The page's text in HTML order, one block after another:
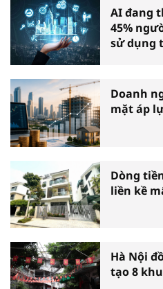
AI đang
45%
sử dụng
Doanh
mặt áp
Dòng
liền kề
Hà Nội
tạo 8